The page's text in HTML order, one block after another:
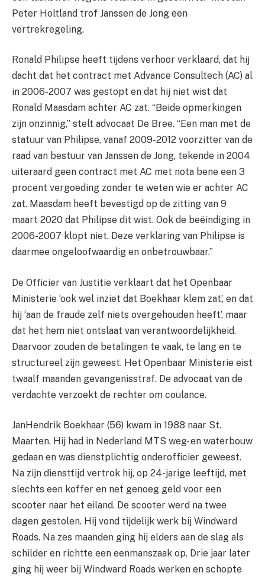
Peter Holtland trof Janssen de Jong een
vertrekregeling.
Ronald Philipse heeft tijdens verhoor verklaard, dat hij
dacht dat het contract met Advance Consultech (AC) al
in 2006-2007 was gestopt en dat hij niet wist dat
Ronald Maasdam achter AC zat. “Beide opmerkingen
zijn onzinnig,” stelt advocaat De Bree. “Een man met de
statuur van Philipse, vanaf 2009-2012 voorzitter van de
raad van bestuur van Janssen de Jong, tekende in 2004
uiteraard geen contract met AC met nota bene een 3
procent vergoeding zonder te weten wie er achter AC
zat. Maasdam heeft bevestigd op de zitting van 9
maart 2020 dat Philipse dit wist. Ook de beëindiging in
2006-2007 klopt niet. Deze verklaring van Philipse is
daarmee ongeloofwaardig en onbetrouwbaar.”
De Officier van Justitie verklaart dat het Openbaar
Ministerie ‘ook wel inziet dat Boekhaar klem zat’, en dat
hij ‘aan de fraude zelf niets overgehouden heeft’, maar
dat het hem niet ontslaat van verantwoordelijkheid.
Daarvoor zouden de betalingen te vaak, te lang en te
structureel zijn geweest. Het Openbaar Ministerie eist
twaalf maanden gevangenisstraf. De advocaat van de
verdachte verzoekt de rechter om coulance.
JanHendrik Boekhaar (56) kwam in 1988 naar St.
Maarten. Hij had in Nederland MTS weg- en waterbouw
gedaan en was dienstplichtig onderofficier geweest.
Na zijn diensttijd vertrok hij, op 24-jarige leeftijd, met
slechts een koffer en net genoeg geld voor een
scooter naar het eiland. De scooter werd na twee
dagen gestolen. Hij vond tijdelijk werk bij Windward
Roads. Na zes maanden ging hij elders aan de slag als
schilder en richtte een eenmanszaak op. Drie jaar later
ging hij weer bij Windward Roads werken en schopte